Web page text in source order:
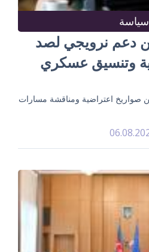
سياسة
دعم نرويجي لصد
وتنسيق عسكري
صواريخ اعتراضية ومناقشة مسارات